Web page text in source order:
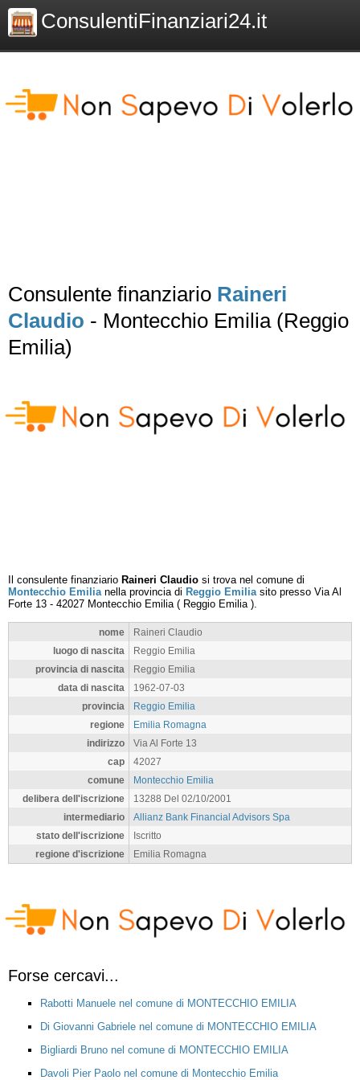
ConsulentiFinanziari24.it
Consulente finanziario Raineri
Claudio - Montecchio Emilia (Reggio
Emilia)
Il consulente finanziario Raineri Claudio si trova nel comune di
Montecchio Emilianella provincia di Reggio Emiliasito presso Via Al
Forte 13 - 42027 Montecchio Emilia( Reggio Emilia).
nome
Raineri Claudio
luogo di nascita
Reggio Emilia
provincia di nascita
Reggio Emilia
data di nascita
1962-07-03
provincia
Reggio Emilia
regione
Emilia Romagna
indirizzo
Via Al Forte 13
cap
42027
comune
Montecchio Emilia
delibera dell'iscrizione
13288 Del 02/10/2001
intermediario
Allianz Bank Financial Advisors Spa
stato dell'iscrizione
Iscritto
regione d'iscrizione
Emilia Romagna
Forse cercavi...
Rabotti Manuele nel comune di MONTECCHIO EMILIA
Di Giovanni Gabriele nel comune di MONTECCHIO EMILIA
Bigliardi Bruno nel comune di MONTECCHIO EMILIA
Davoli Pier Paolo nel comune di Montecchio Emilia